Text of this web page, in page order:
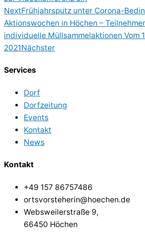
NextFrühjahrsputz unter Corona-
Aktionswochen in Höchen –
individuelle Müllsammelaktionen Vom
2021Nächster
Services
Dorf
Dorfzeitung
Events
Kontakt
News
Kontakt
+49 157 86757486
ortsvorsteherin@hoechen.de
Websweilerstraße 9,
66450 Höchen